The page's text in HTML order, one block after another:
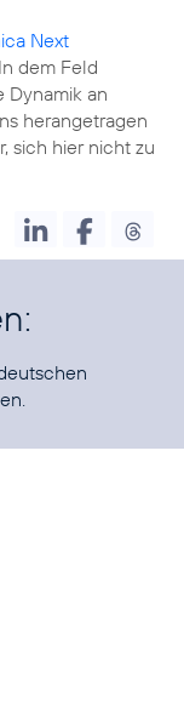
Next
dem Feld
Dynamik an
herangetragen
sich hier nicht zu